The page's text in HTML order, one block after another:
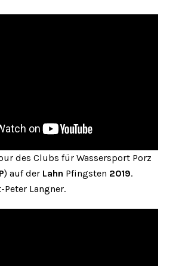
des Clubs für Wassersport Porz
) auf der Lahn Pfingsten 2019.
Peter Langner.